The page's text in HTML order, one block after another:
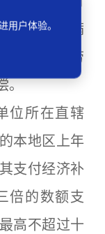
月以上不满
月的，向劳
。
所在直辖
本地区上年
支付经济补
倍的数额支
高不超过十
用户体验。